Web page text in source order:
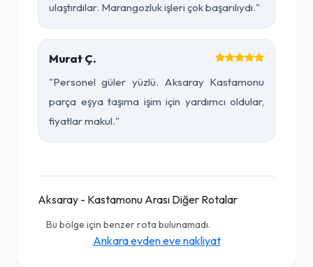
ulaştırdılar. Marangozluk işleri çok başarılıydı."
Murat Ç.
"Personel güler yüzlü. Aksaray Kastamonu
parça eşya taşıma işim için yardımcı oldular,
fiyatlar makul."
Aksaray - Kastamonu Arası Diğer Rotalar
Bu bölge için benzer rota bulunamadı.
Ankara evden eve nakliyat